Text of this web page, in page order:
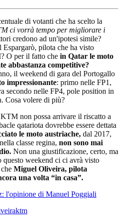
di votanti che ha scelto la
ci vorrà tempo per migliorare i
credono ad un'ipotesi simile?
Espargarò, pilota che ha visto
O per il fatto che in Qatar le moto
abbastanza competitive?
il weekend di gara del Portogallo
impressionante: primo nelle FP1,
secondo nelle FP4, pole position in
Cosa volere di più?
non possa arrivare il riscatto a
qatariota dovrebbe essere dettata
le moto austriache, dal 2017,
classe regina, non sono mai
Non una giustificazione, certo, ma
questo weekend ci ci avrà visto
Miguel Oliveira, pilota
una volta “in casa”.
l'opinione di Manuel Poggiali
ktm